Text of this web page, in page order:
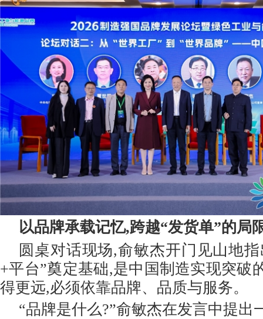
以品牌承载记忆,跨越“发货单”的局
圆桌对话现场,俞敏杰开门见山地
+平台”奠定基础,是中国制造实现突破
得更远,必须依靠品牌、品质与服务。
“品牌是什么?”俞敏杰在发言中提出